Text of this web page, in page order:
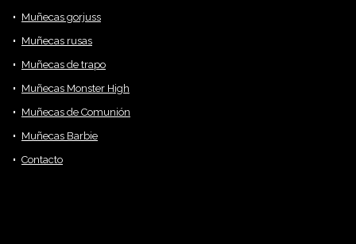
Muñecas gorjuss
Muñecas rusas
Muñecas de trapo
Muñecas Monster High
Muñecas de Comunión
Muñecas Barbie
Contacto